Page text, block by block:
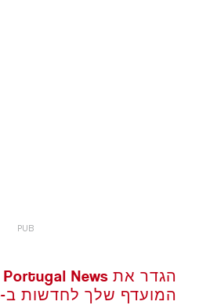
המועדף שלך לחדשות ב-Google